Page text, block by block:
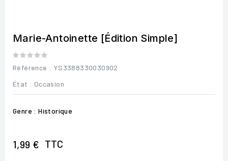
Marie-Antoinette [Édition Simple]
Référence : YS3388330030902
État : Occasion
Genre : Historique
1,99 € TTC